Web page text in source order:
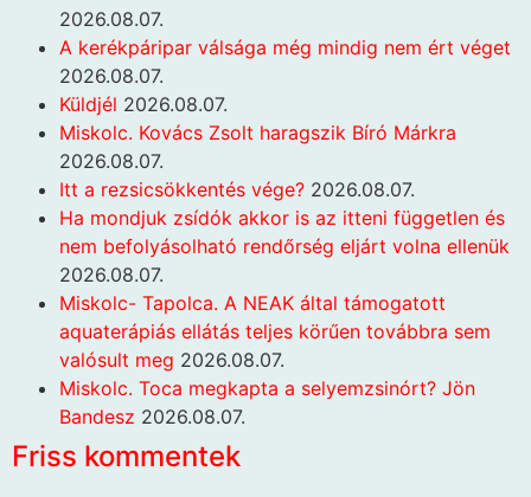
2026.08.07.
A kerékpáripar válsága még mindig nem ért véget
2026.08.07.
Küldjél 2026.08.07.
Miskolc. Kovács Zsolt haragszik Bíró Márkra
2026.08.07.
Itt a rezsicsökkentés vége? 2026.08.07.
Ha mondjuk zsídók akkor is az itteni független és
nem befolyásolható rendőrség eljárt volna ellenük
2026.08.07.
Miskolc- Tapolca. A NEAK által támogatott
aquaterápiás ellátás teljes körűen továbbra sem
valósult meg 2026.08.07.
Miskolc. Toca megkapta a selyemzsinórt? Jön
Bandesz 2026.08.07.
Friss kommentek